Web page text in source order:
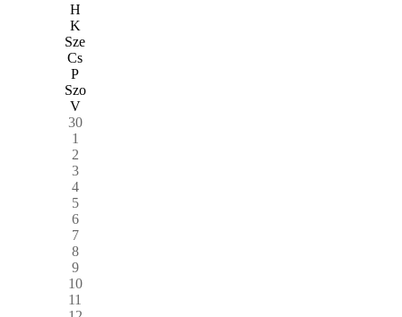
H
K
Sze
Cs
P
Szo
V
30
1
2
3
4
5
6
7
8
9
10
11